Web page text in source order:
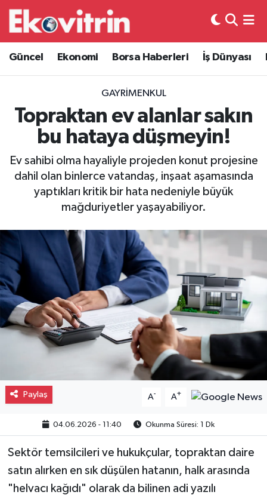
Güncel Ekonomi Borsa Haberleri İş Dünyası
GAYRIMENKUL
Topraktan ev alanlar sakın
bu hataya düşmeyin!
Ev sahibi olma hayaliyle projeden konut projesine
dahil olan binlerce vatandaş, inşaat aşamasında
yaptıkları kritik bir hata nedeniyle büyük
mağduriyetler yaşayabiliyor.
Paylaş A- A+
04.06.2026 - 11:40 Okunma Süresi: 1 Dk
Sektör temsilcileri ve hukukçular, topraktan daire
satın alırken en sık düşülen hatanın, halk arasında
"helvacı kağıdı" olarak da bilinen adi yazılı
Güncel
Ekonomi
Borsa Haberleri
İş Dünyası
Lojistik
Otovitrin
Asayiş
Magazin
Gayrimenkul
Spor
Eğitim
Hava Durumu
Trafik Durumu
Süper Lig Puan Durumu ve Fikstür
Tüm Manşetler
Son Dakika Haberleri
Haber Arşivi